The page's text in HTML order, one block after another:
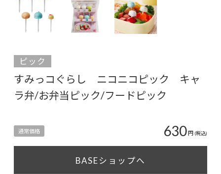
ピック
すみっコぐらし ニコニコピック キャ
ラ弁/お弁当ピック/フードピック
通常価格 630円 (税込)
BASEショップへ